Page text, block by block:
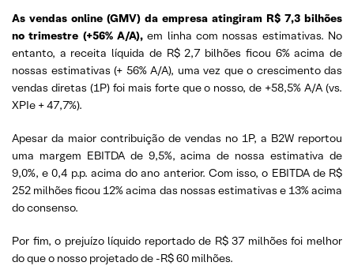
As vendas online (GMV) da empresa atingiram R$ 7,3 bilhões
no trimestre (+56% A/A), em linha com nossas estimativas. No
entanto, a receita líquida de R$ 2,7 bilhões ficou 6% acima de
nossas estimativas (+ 56% A/A), uma vez que o crescimento das
vendas diretas (1P) foi mais forte que o nosso, de +58,5% A/A (vs.
XPIe + 47,7%).
Apesar da maior contribuição de vendas no 1P, a B2W reportou
uma margem EBITDA de 9,5%, acima de nossa estimativa de
9,0%, e 0,4 p.p. acima do ano anterior. Com isso, o EBITDA de R$
252 milhões ficou 12% acima das nossas estimativas e 13% acima
do consenso.
Por fim, o prejuízo líquido reportado de R$ 37 milhões foi melhor
do que o nosso projetado de -R$ 60 milhões.